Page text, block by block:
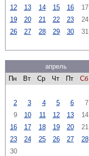
12
13 14 15 16 17
19
20 21 22 23 24
26
27 28 29 30 31
апрель
Пн
Вт Ср Чт Пт Сб
2
3 4 5 6 7
9
10 11 12 13 14
16
17 18 19 20 21
23
24 25 26 27 28
30